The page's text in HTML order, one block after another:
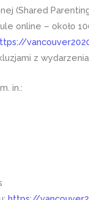
(Shared
online – około
z wydarzenia.
in.: